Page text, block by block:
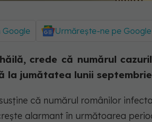
Google Urmărește-ne pe
crede că numărul
la jumătatea lunii
că numărul românilor
alarmant în următoarea